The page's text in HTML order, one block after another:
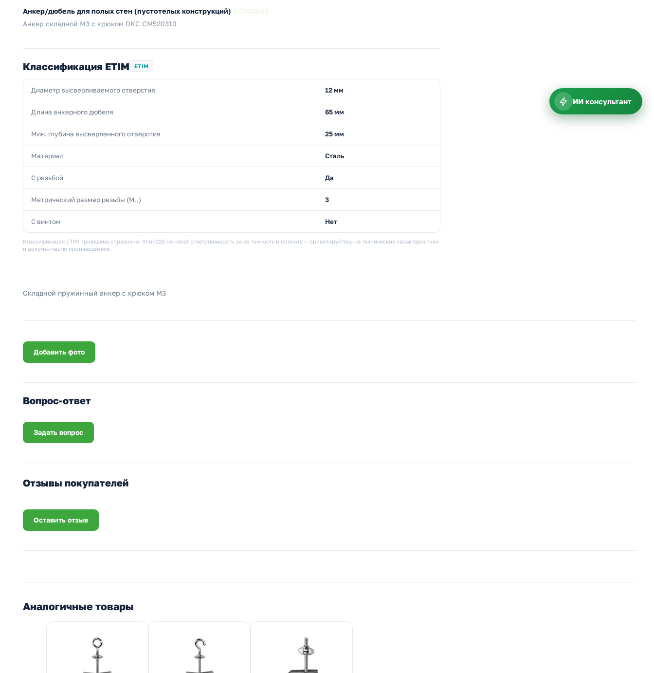
Анкер/дюбель для полых стен (пустотелых конструкций)
Анкер складной М3 с крюком DKC CM520310
Классификация ETIM ETIM
Диаметр высверливаемого отверстия 12 мм
Длина анкерного дюбеля 65 мм
Мин. глубина высверленного отверстия 25 мм
Материал Сталь
С резьбой Да
Метрический размер резьбы (М..) 3
С винтом Нет
Классификация ETIM приведена справочно. Shop220 не несёт ответственности за её точность и полноту — ориентируйтесь на технические характеристики
и документацию производителя.
Складной пружинный анкер с крюком М3
Добавить фото
Вопрос-ответ
Задать вопрос
Отзывы покупателей
Оставить отзыв
Аналогичные товары
ИИ консультант